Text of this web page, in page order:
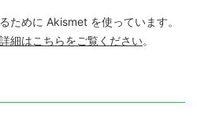
ために Akismet を使っています。
細はこちらをご覧ください。